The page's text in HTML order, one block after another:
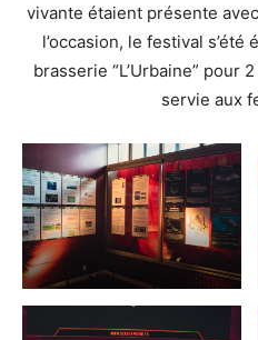
vivante étaient présente
l’occasion, le festival
brasserie “L’Urbaine” pour
servie aux